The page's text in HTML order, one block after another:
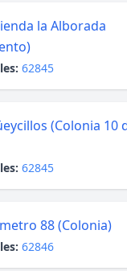
la Alborada
62845
(Colonia 10
62845
88 (Colonia)
62846